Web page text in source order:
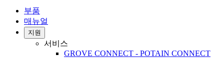
부품
매뉴얼
지원
서비스
GROVE CONNECT - POTAIN CONNECT